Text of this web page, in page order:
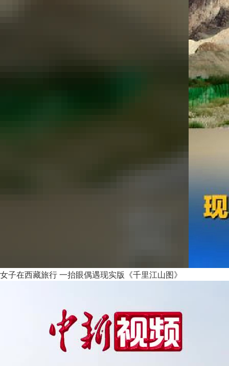
女子在西藏旅行 一抬眼偶遇现实版《千里江山图》